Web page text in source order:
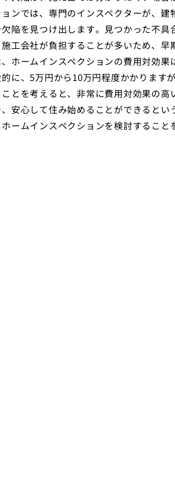
ンでは、専門のインスペクターが、建
陥を見つけ出します。見つかった不
工会社が負担することが多いため、
ホームインスペクションの費用対効
に、5万円から10万円程度かかります
とを考えると、非常に費用対効果の
安心して住み始めることができると
ームインスペクションを検討すること